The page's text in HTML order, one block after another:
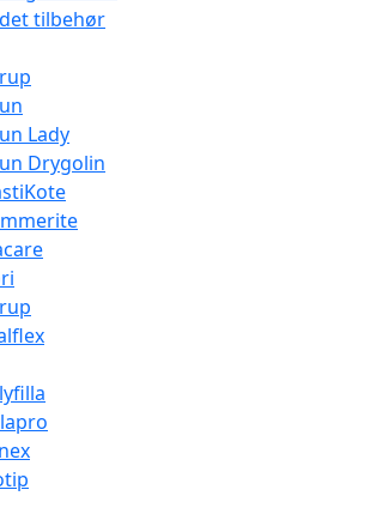
tilbehør
Lady
Drygolin